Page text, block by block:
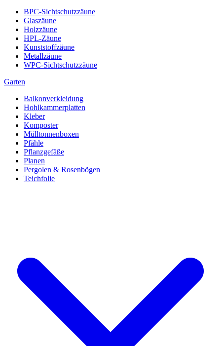
BPC-Sichtschutzzäune
Glaszäune
Holzzäune
HPL-Zäune
Kunststoffzäune
Metallzäune
WPC-Sichtschutzzäune
Garten
Balkonverkleidung
Hohlkammerplatten
Kleber
Komposter
Mülltonnenboxen
Pfähle
Pflanzgefäße
Planen
Pergolen & Rosenbögen
Teichfolie